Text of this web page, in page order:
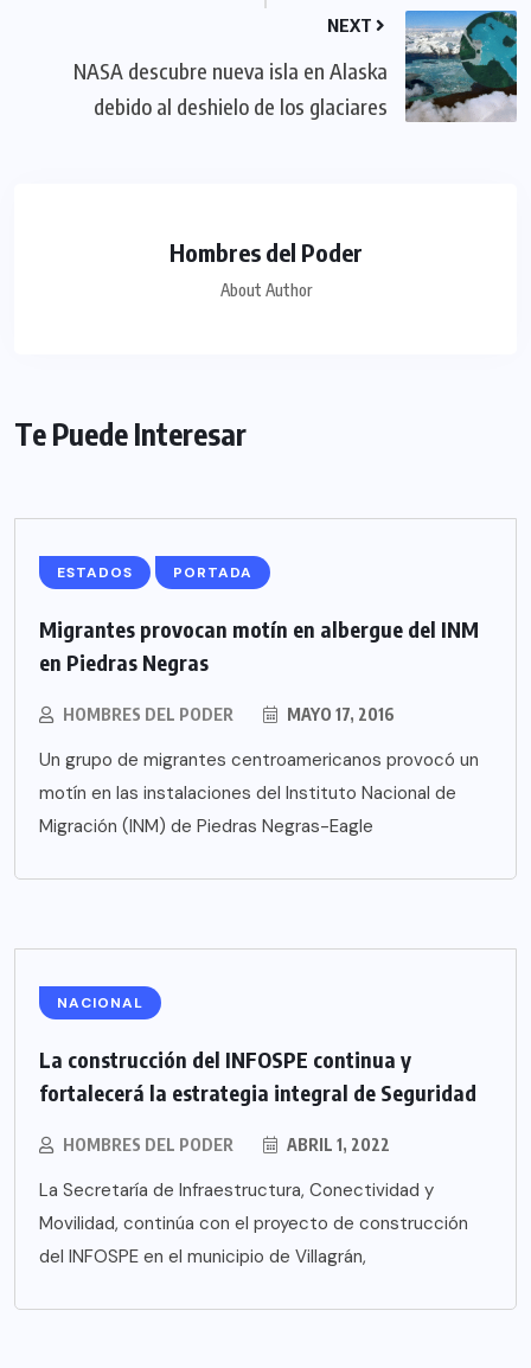
NEXT
NASA descubre nueva isla en Alaska
debido al deshielo de los glaciares
Hombres del Poder
About Author
Te Puede Interesar
ESTADOS PORTADA
Migrantes provocan motín en albergue del INM
en Piedras Negras
HOMBRES DEL PODER MAYO 17, 2016
Un grupo de migrantes centroamericanos provocó un
motín en las instalaciones del Instituto Nacional de
Migración (INM) de Piedras Negras-Eagle
NACIONAL
La construcción del INFOSPE continua y
fortalecerá la estrategia integral de Seguridad
HOMBRES DEL PODER ABRIL 1, 2022
La Secretaría de Infraestructura, Conectividad y
Movilidad, continúa con el proyecto de construcción
del INFOSPE en el municipio de Villagrán,